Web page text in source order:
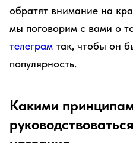
обратят внимание на
мы поговорим с вами о
телеграм так, чтобы он
популярность.
Какими